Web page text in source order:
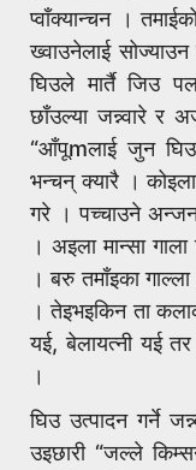
प्वाँक्यान्चन ।
ख्वाउनेलाई सोज्याउन
घिउले मार्तै जिउ
छाँउल्या जन्न्वारे र
“आँपूmलाई जुन
भन्चन् क्यारै ।
गरे । पच्चाउने
। अइला मान्सा
। बरु तमाँइका गाल्ला
। तेइभइकिन ता
यई, बेलायत्नी यई
।
घिउ उत्पादन गर्ने
उइछारी “जल्ले